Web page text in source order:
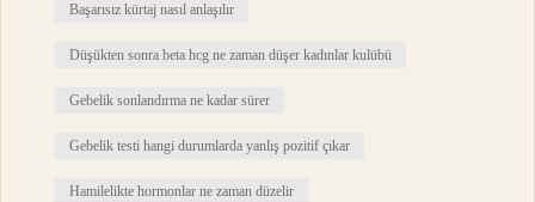
Başarısız kürtaj nasıl anlaşılır
Düşükten sonra beta hcg ne zaman düşer kadınlar kulübü
Gebelik sonlandırma ne kadar sürer
Gebelik testi hangi durumlarda yanlış pozitif çıkar
Hamilelikte hormonlar ne zaman düzelir